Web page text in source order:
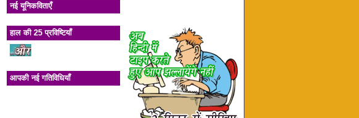
नई यूनिकविताएँ
हाल की 25 प्रविष्टियाँ
आपकी नई गतिविधियाँ